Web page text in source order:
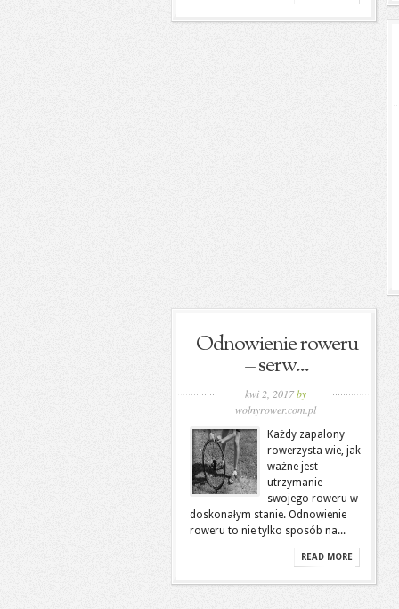
Odnowienie roweru
– serw...
kwi 2, 2017by
wolnyrower.com.pl
Każdy zapalony
rowerzysta wie, jak
ważne jest
utrzymanie
swojego roweru w
doskonałym stanie. Odnowienie
roweru to nie tylko sposób na...
READ MORE